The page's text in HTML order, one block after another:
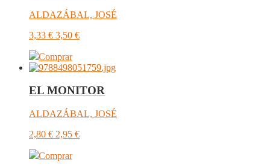
ALDAZÁBAL, JOSÉ
3,33 € 3,50 €
Comprar
EL MONITOR
ALDAZÁBAL, JOSÉ
2,80 € 2,95 €
Comprar